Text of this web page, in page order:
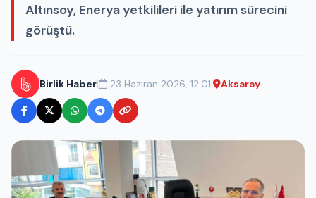
Altınsoy, Enerya yetkilileri ile yatırım sürecini
görüştü.
Birlik Haber| 23 Haziran 2026, 12:01| Aksaray